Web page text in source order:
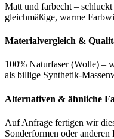
Matt und farbecht –
gleichmäßige, warme
Materialvergleich &
100% Naturfaser (Wolle) –
als billige Synthetik-
Alternativen & ähnliche
Auf Anfrage fertigen wir
Sonderformen oder